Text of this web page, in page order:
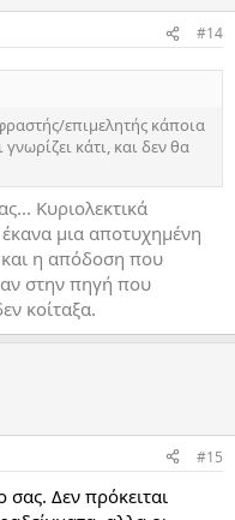
#14
επιμελητής κάποια
κάτι, και δεν θα
Κυριολεκτικά
μια αποτυχημένη
και η απόδοση που
στην πηγή που
κοίταξα.
#15
Δεν πρόκειται